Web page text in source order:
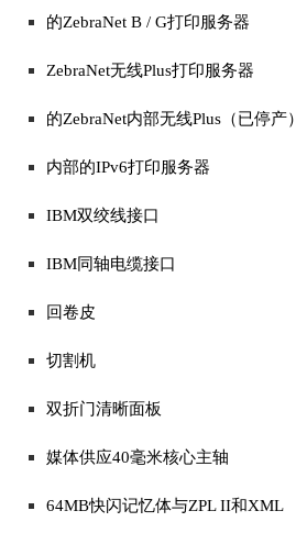
的ZebraNet B / G打印服务器
ZebraNet无线Plus打印服务器
的ZebraNet内部无线Plus（已停产）
内部的IPv6打印服务器
IBM双绞线接口
IBM同轴电缆接口
回卷皮
切割机
双折门清晰面板
媒体供应40毫米核心主轴
64MB快闪记忆体与ZPL II和XML